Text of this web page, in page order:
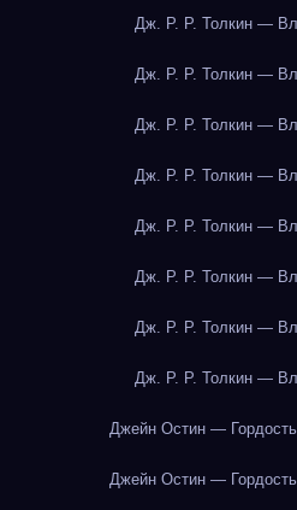
Дж. Р. Р. Толкин —
Дж. Р. Р. Толкин —
Дж. Р. Р. Толкин —
Дж. Р. Р. Толкин —
Дж. Р. Р. Толкин —
Дж. Р. Р. Толкин —
Дж. Р. Р. Толкин —
Дж. Р. Р. Толкин —
Джейн Остин —
Джейн Остин —